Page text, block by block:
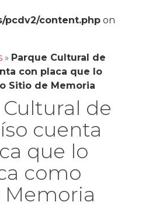
pcdv2/content.phpon
» Parque Cultural de
con placa que lo
Sitio de Memoria
de
cuenta
que lo
como
Memoria